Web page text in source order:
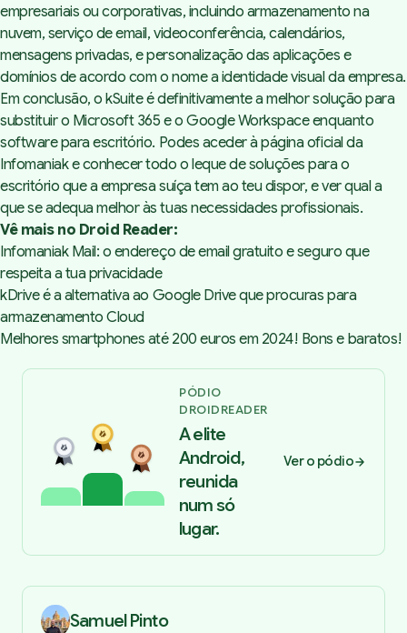
empresariais ou corporativas, incluindo armazenamento na
nuvem, serviço de email, videoconferência, calendários,
mensagens privadas, e personalização das aplicações e
domínios de acordo com o nome a identidade visual da empresa.
Em conclusão, o kSuite é definitivamente a melhor solução para
substituir o Microsoft 365 e o Google Workspace enquanto
software para escritório. Podes aceder àpágina oficial da
Infomaniake conhecer todo o leque de soluções para o
escritório que a empresa suíça tem ao teu dispor, e ver qual a
que se adequa melhor às tuas necessidades profissionais.
Vê mais no Droid Reader:
Infomaniak Mail: o endereço de email gratuito e seguro que
respeita a tua privacidade
kDrive é a alternativa ao Google Drive que procuras para
armazenamento Cloud
Melhores smartphones até 200 euros em 2024! Bons e baratos!
PÓDIO
DROIDREADER
A elite
Android,
reunida
num só
lugar.
Ver o pódio
Samuel Pinto